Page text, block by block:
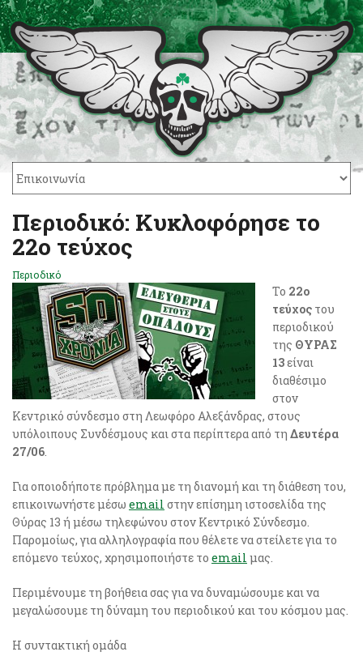
Περιοδικό: Κυκλοφόρησε το
22ο τεύχος
Περιοδικό
Το 22o
τεύχος του
περιοδικού
της ΘΥΡΑΣ
13είναι
διαθέσιμο
στον
Κεντρικό σύνδεσμο στη Λεωφόρο Αλεξάνδρας, στους
υπόλοιπους Συνδέσμους και στα περίπτερα από τη Δευτέρα
27/06.
Για οποιοδήποτε πρόβλημα με τη διανομή και τη διάθεση του,
επικοινωνήστε μέσω email στην επίσημη ιστοσελίδα της
Θύρας 13 ή μέσω τηλεφώνου στον Κεντρικό Σύνδεσμο.
Παρομοίως, για αλληλογραφία που θέλετε να στείλετε για το
επόμενο τεύχος, χρησιμοποιήστε το email μας.
Περιμένουμε τη βοήθεια σας για να δυναμώσουμε και να
μεγαλώσουμε τη δύναμη του περιοδικού και του κόσμου μας.
Η συντακτική ομάδα